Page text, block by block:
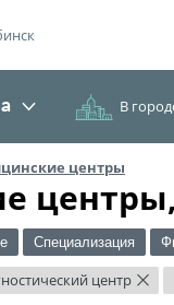
В
центры
Специализация
центр ×